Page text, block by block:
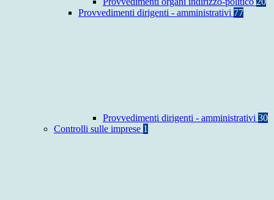
Provvedimenti dirigenti - amministrativi 77
Provvedimenti dirigenti - amministrativi 30
Controlli sulle imprese 1